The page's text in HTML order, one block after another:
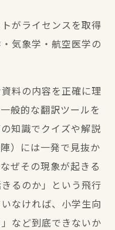
がライセンスを取得
気象学・航空医学の
料の内容を正確に理
般的な翻訳ツールを
知識でクイズや解説
）には一発で見抜か
ぜその現象が起きる
るのか」という飛行
なければ、小学生向
など到底できないか